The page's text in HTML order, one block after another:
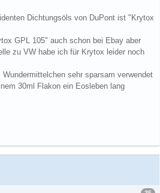
Dichtungsöls von DuPont ist "Krytox
GPL 105" auch schon bei Ebay aber
zu VW habe ich für Krytox leider noch
sehr sparsam verwendet
30ml Flakon ein Eosleben lang